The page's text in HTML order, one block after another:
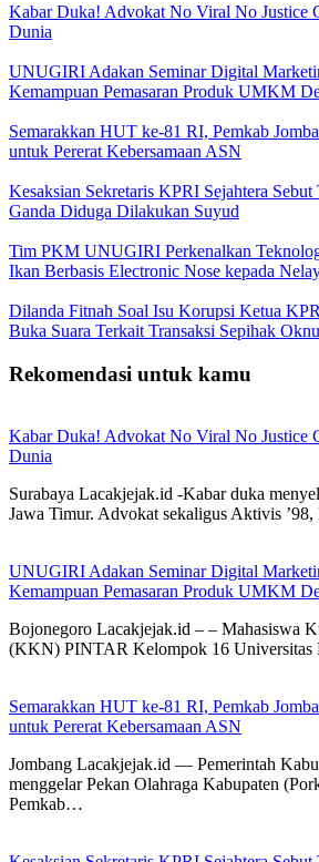
Kabar Duka! Advokat No Viral No Justice
Dunia
UNUGIRI Adakan Seminar Digital
Kemampuan Pemasaran Produk UMKM
Semarakkan HUT ke-81 RI, Pemkab
untuk Pererat Kebersamaan ASN
Kesaksian Sekretaris KPRI Sejahtera Sebut
Ganda Diduga Dilakukan Suyud
Tim PKM UNUGIRI Perkenalkan
Ikan Berbasis Electronic Nose kepada
Dilanda Fitnah Soal Isu Korupsi Ketua
Buka Suara Terkait Transaksi Sepihak
Rekomendasi untuk kamu
Kabar Duka! Advokat No Viral No Justice
Dunia
Surabaya Lacakjejak.id -Kabar duka
Jawa Timur. Advokat sekaligus Aktivis
UNUGIRI Adakan Seminar Digital
Kemampuan Pemasaran Produk UMKM
Bojonegoro Lacakjejak.id – – Mahasiswa
(KKN) PINTAR Kelompok 16
Semarakkan HUT ke-81 RI, Pemkab
untuk Pererat Kebersamaan ASN
Jombang Lacakjejak.id — Pemerintah
menggelar Pekan Olahraga Kabupaten
Pemkab…